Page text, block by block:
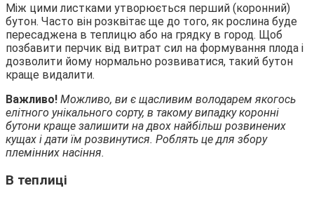
Між цими листками утворюється перший (коронний)
бутон. Часто він розквітає ще до того, як рослина буде
пересаджена в теплицю або на грядку в город. Щоб
позбавити перчик від витрат сил на формування плода і
дозволити йому нормально розвиватися, такий бутон
краще видалити.
Важливо! Можливо, ви є щасливим володарем якогось
елітного унікального сорту, в такому випадку коронні
бутони краще залишити на двох найбільш розвинених
кущах і дати їм розвинутися. Роблять це для збору
племінних насіння.
В теплиці